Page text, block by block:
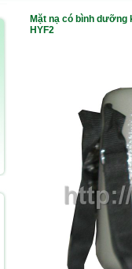
Mặt nạ có bình dưỡng
HYF2